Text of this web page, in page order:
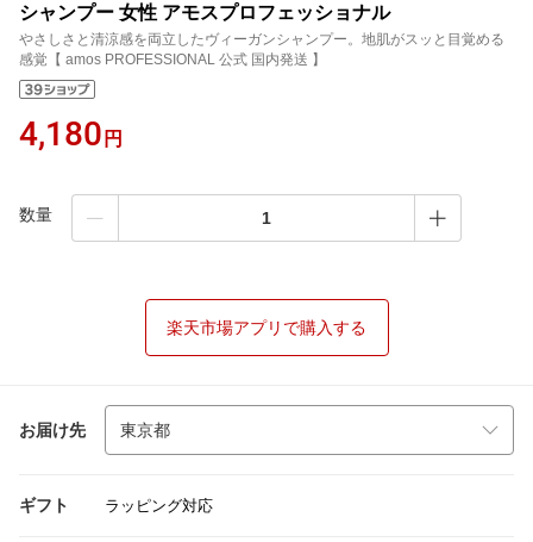
シャンプー 女性 アモスプロフェッショナル
やさしさと清涼感を両立したヴィーガンシャンプー。地肌がスッと目覚める
感覚【 amos PROFESSIONAL 公式 国内発送 】
4,180 円
数量
楽天市場アプリで購入する
お届け先
ギフト ラッピング対応